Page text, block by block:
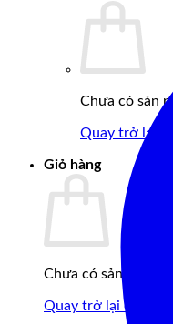
Chưa có sản
Quay trở lại
Giỏ hàng
Chưa có sản phẩm
Quay trở lại cửa